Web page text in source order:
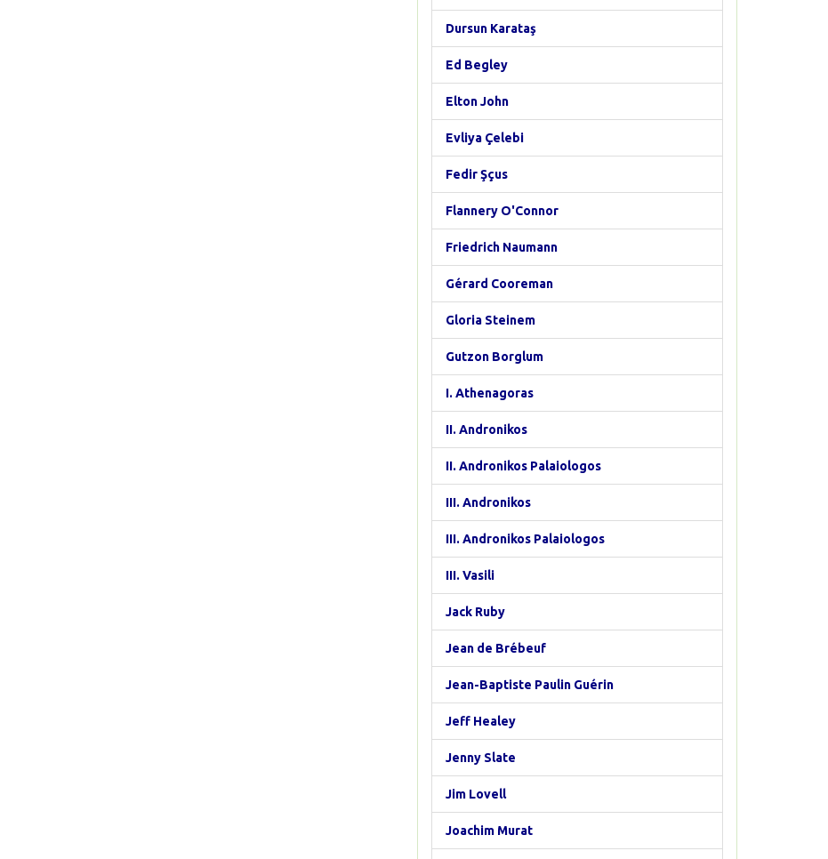
Dursun Karataş
Ed Begley
Elton John
Evliya Çelebi
Fedir Şçus
Flannery O'Connor
Friedrich Naumann
Gérard Cooreman
Gloria Steinem
Gutzon Borglum
I. Athenagoras
II. Andronikos
II. Andronikos Palaiologos
III. Andronikos
III. Andronikos Palaiologos
III. Vasili
Jack Ruby
Jean de Brébeuf
Jean-Baptiste Paulin Guérin
Jeff Healey
Jenny Slate
Jim Lovell
Joachim Murat